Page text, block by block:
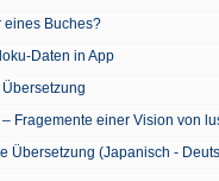
eines Buches?
Daten in App
Fragemente einer Vision von
Übersetzung (Japanisch -